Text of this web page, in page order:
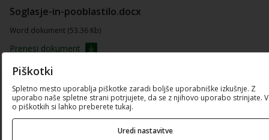
Soglasje-in-pooblastilo.docx
Word dokument (53.36 Kb)
Prenesi dokument
Excel preglednica (21.87 Kb)
Prenesi dokument
Piškotki
Spletno mesto uporablja piškotke zaradi boljše uporabniške izkušnje. Z
uporabo naše spletne strani potrjujete, da se z njihovo uporabo strinjate.
o piškotkih si lahko preberete tukaj.
Uredi nastavitve